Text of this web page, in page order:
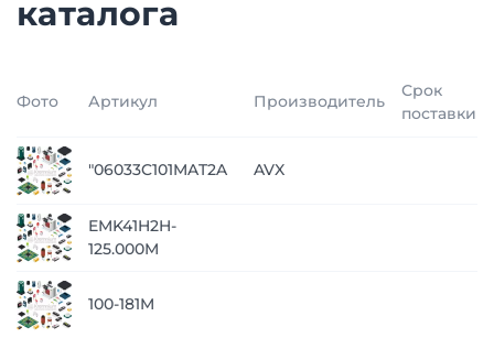
каталога
Фото Артикул Производитель
Срок
поставки
"06033C101MAT2A AVX
EMK41H2H-
125.000M
100-181M